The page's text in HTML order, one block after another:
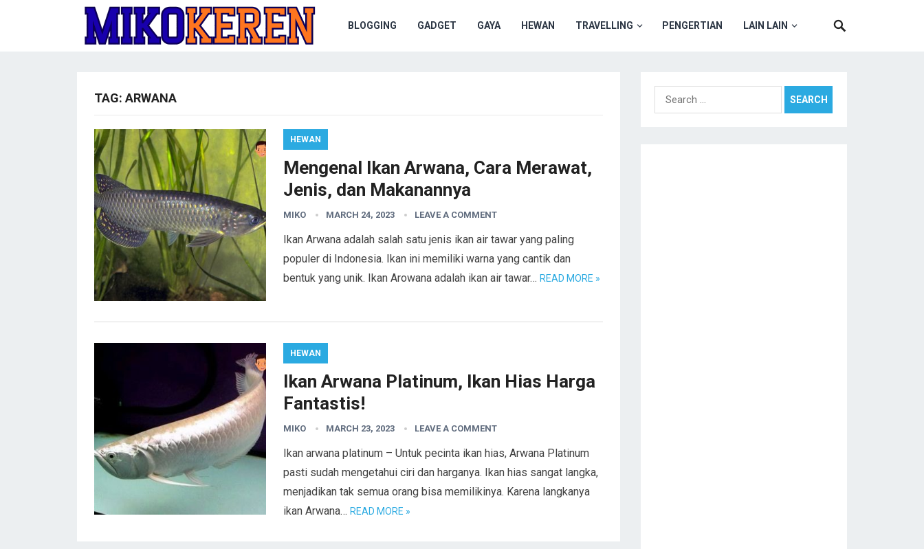
BLOGGING GADGET GAYA HEWAN TRAVELLING PENGERTIAN LAIN LAIN
TAG: ARWANA
HEWAN
Mengenal Ikan Arwana, Cara Merawat,
Jenis, dan Makanannya
MIKO MARCH 24, 2023 LEAVE A COMMENT
Ikan Arwana adalah salah satu jenis ikan air tawar yang paling
populer di Indonesia. Ikan ini memiliki warna yang cantik dan
bentuk yang unik. Ikan Arowana adalah ikan air tawar… READ MORE »
HEWAN
Ikan Arwana Platinum, Ikan Hias Harga
Fantastis!
MIKO MARCH 23, 2023 LEAVE A COMMENT
Ikan arwana platinum – Untuk pecinta ikan hias, Arwana Platinum
pasti sudah mengetahui ciri dan harganya. Ikan hias sangat langka,
menjadikan tak semua orang bisa memilikinya. Karena langkanya
ikan Arwana… READ MORE »
Search
for: